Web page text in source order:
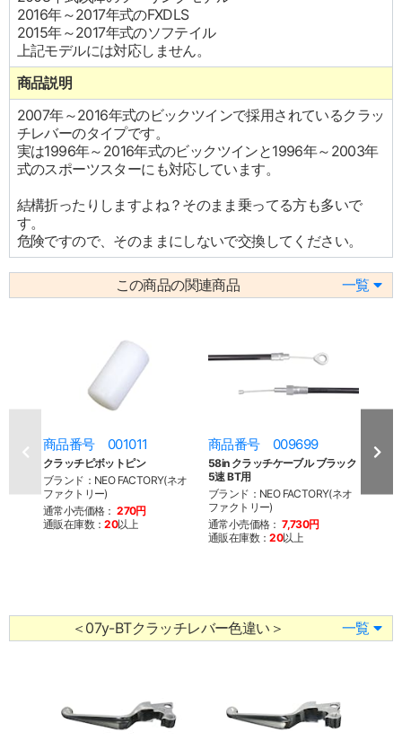
2016年～2017年式のFXDLS
2015年～2017年式のソフテイル
上記モデルには対応しません。
商品説明
2007年～2016年式のビックツインで採用されているクラッ
チレバーのタイプです。
実は1996年～2016年式のビックツインと1996年～2003年
式のスポーツスターにも対応しています。
結構折ったりしますよね？そのまま乗ってる方も多いで
す。
危険ですので、そのままにしないで交換してください。
この商品の関連商品 一覧
商品番号 001011
クラッチピボットピン
ブランド：NEO FACTORY(ネオ
ファクトリー)
通常小売価格： 270円
通販在庫数：20以上
商品番号 009699
58in クラッチケーブル ブラック
5速 BT用
ブランド：NEO FACTORY(ネオ
ファクトリー)
通常小売価格： 7,730円
通販在庫数：20以上
商
ブラ
＜07y-BTクラッチレバー色違い＞ 一覧